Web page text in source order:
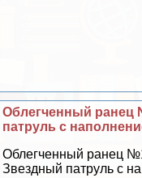
Облегченный ранец
патруль с
Облегченный ранец
Звездный патруль с